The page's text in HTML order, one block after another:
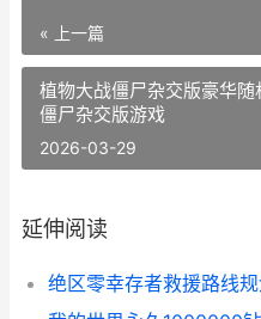
« 上一篇
植物大战僵尸杂交版豪华
僵尸杂交版游戏
2026-03-29
延伸阅读